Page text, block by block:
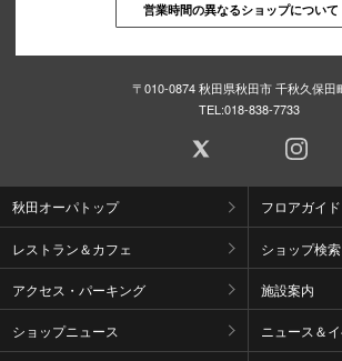
営業時間の異なるショップについて
〒010-0874 秋田県秋田市 千秋久保田
TEL:018-838-7733
秋田オーパトップ フロアガイド
レストラン＆カフェ ショップ検索
アクセス・パーキング 施設案内
ショップニュース ニュース＆